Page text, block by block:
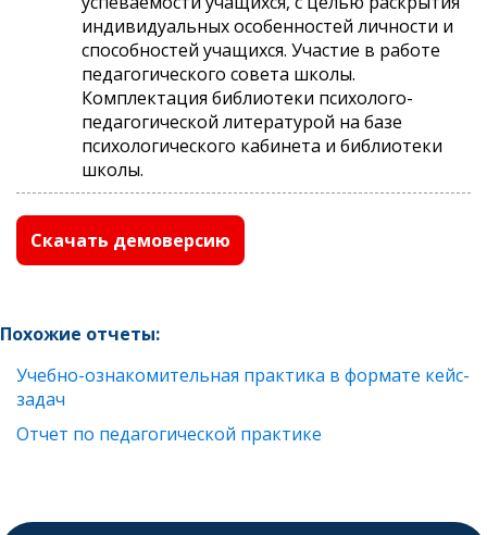
индивидуальных особенностей личности и
способностей учащихся. Участие в работе
педагогического совета школы.
Комплектация библиотеки психолого-
педагогической литературой на базе
психологического кабинета и библиотеки
школы.
Скачать демоверсию
Похожие отчеты:
Учебно-ознакомительная практика в формате кейс-
задач
Отчет по педагогической практике